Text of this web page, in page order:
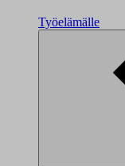
Työelämälle